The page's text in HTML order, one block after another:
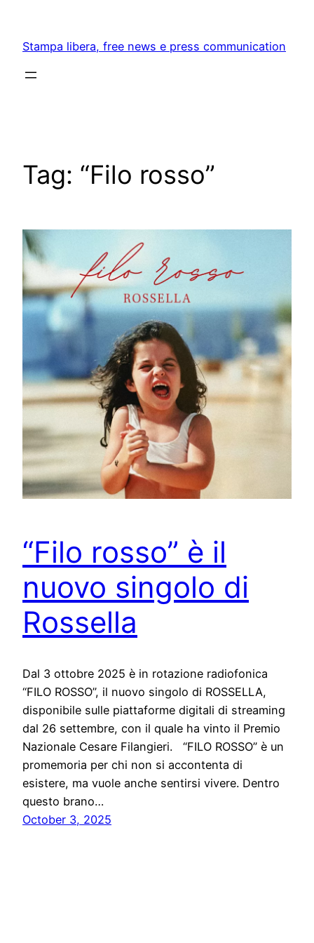
content
Stampa libera, free news e press communication
Tag: “Filo rosso”
“Filo rosso” è il
nuovo singolo di
Rossella
Dal 3 ottobre 2025 è in rotazione radiofonica
“FILO ROSSO”, il nuovo singolo di ROSSELLA,
disponibile sulle piattaforme digitali di streaming
dal 26 settembre, con il quale ha vinto il Premio
Nazionale Cesare Filangieri. “FILO ROSSO” è un
promemoria per chi non si accontenta di
esistere, ma vuole anche sentirsi vivere. Dentro
questo brano…
October 3, 2025